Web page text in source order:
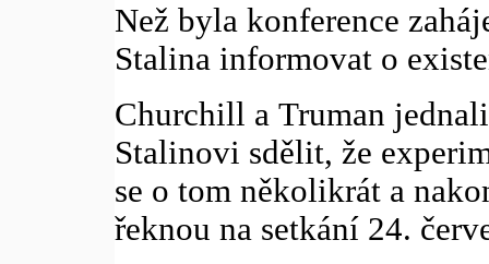
Než byla konference
Stalina informovat o
Churchill a Truman
Stalinovi sdělit, že
se o tom několikrát a
řeknou na setkání 24.